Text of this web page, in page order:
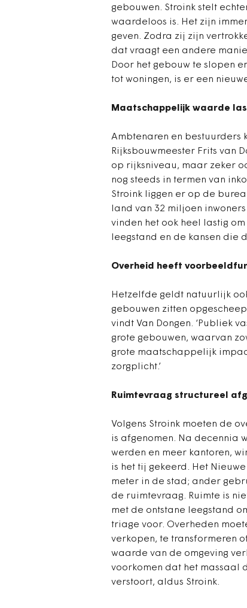
gebouwen. Stroink stelt
waardeloos is. Het zijn
geven. Zodra zij zijn
dat vraagt een andere
Door het gebouw te slopen
tot woningen, is er een
Maatschappelijk waarde
Ambtenaren en bestuurders
Rijksbouwmeester Frits van
op rijksniveau, maar zeker
nog steeds in termen van
Stroink liggen er op de
land van 32 miljoen
vinden het ook heel lastig
leegstand en de kansen die
Overheid heeft
Hetzelfde geldt natuurlijk
gebouwen zitten
vindt Van Dongen. ‘Publiek
grote gebouwen, waarvan
grote maatschappelijk
zorgplicht.’
Ruimtevraag structureel
Volgens Stroink moeten de
is afgenomen. Na decennia
werden en meer kantoren,
is het tij gekeerd. Het
meter in de stad; ander
de ruimtevraag. Ruimte is
met de ontstane leegstand
triage voor. Overheden
verkopen, te transformeren
waarde van de omgeving
voorkomen dat het massaal
verstoort, aldus Stroink.